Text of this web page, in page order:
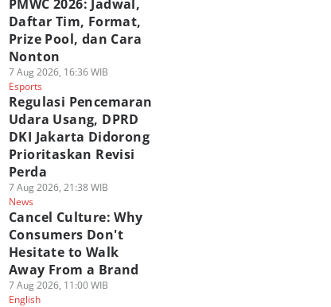
PMWC 2026: Jadwal,
Daftar Tim, Format,
Prize Pool, dan Cara
Nonton
7 Aug 2026, 16:36 WIB
Esports
Regulasi Pencemaran
Udara Usang, DPRD
DKI Jakarta Didorong
Prioritaskan Revisi
Perda
7 Aug 2026, 21:38 WIB
News
Cancel Culture: Why
Consumers Don't
Hesitate to Walk
Away From a Brand
7 Aug 2026, 11:00 WIB
English